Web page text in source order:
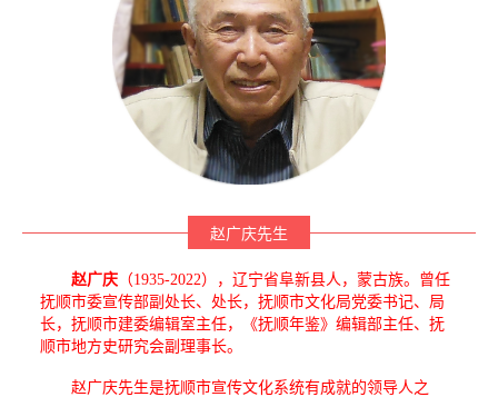
赵广庆先生
赵广庆 （1935-2022），辽宁省阜新县人，蒙古族。曾任
抚顺市委宣传部副处长、处长，抚顺市文化局党委书记、局
长，抚顺市建委编辑室主任，《抚顺年鉴》编辑部主任、抚
顺市地方史研究会副理事长。
赵广庆先生是抚顺市宣传文化系统有成就的领导人之